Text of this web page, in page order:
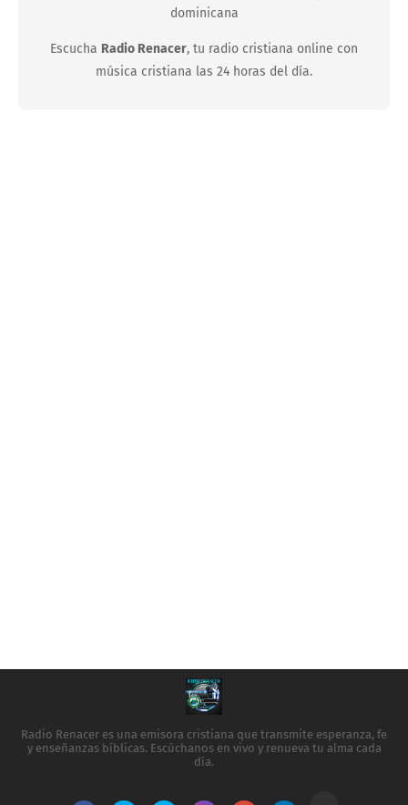
dominicana
Escucha Radio Renacer, tu radio cristiana online con
música cristiana las 24 horas del día.
Radio Renacer es una emisora cristiana que transmite esperanza, fe
y enseñanzas bíblicas. Escúchanos en vivo y renueva tu alma cada
día.